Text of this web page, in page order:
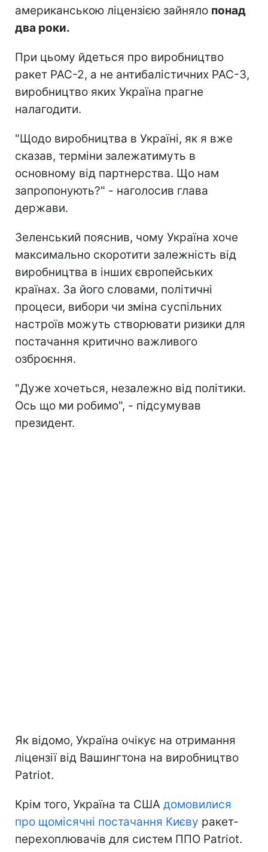
американською ліцензією зайняло понад
два роки.
При цьому йдеться про виробництво
ракет PAC-2, а не антибалістичних PAC-3,
виробництво яких Україна прагне
налагодити.
"Щодо виробництва в Україні, як я вже
сказав, терміни залежатимуть в
основному від партнерства. Що нам
запропонують?" - наголосив глава
держави.
Зеленський пояснив, чому Україна хоче
максимально скоротити залежність від
виробництва в інших європейських
країнах. За його словами, політичні
процеси, вибори чи зміна суспільних
настроїв можуть створювати ризики для
постачання критично важливого
озброєння.
"Дуже хочеться, незалежно від політики.
Ось що ми робимо", - підсумував
президент.
Як відомо, Україна очікує на отримання
ліцензії від Вашингтона на виробництво
Patriot.
Крім того, Україна та США домовилися
про щомісячні постачання Києву ракет-
перехоплювачів для систем ППО Patriot.